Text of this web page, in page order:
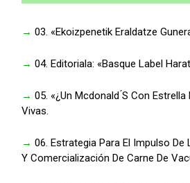
→ 03. «Ekoizpenetik Eraldatze
→ 04. Editoriala: «Basque Label
→ 05. «¿Un Mcdonald ́S Con Estrella
Vivas.
→ 06. Estrategia Para El Impulso De
Y Comercialización De Carne De